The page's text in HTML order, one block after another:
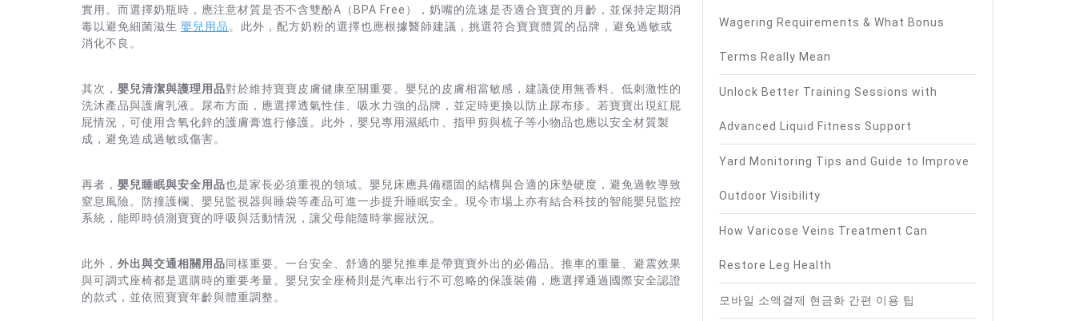
實用。而選擇奶瓶時，應注意材質是否不含雙酚A（BPA Free），奶嘴的流速是否適合寶寶的月齡，並保持定期消
毒以避免細菌滋生 嬰兒用品 。此外，配方奶粉的選擇也應根據醫師建議，挑選符合寶寶體質的品牌，避免過敏或
消化不良。
其次， 嬰兒清潔與護理用品對於維持寶寶皮膚健康至關重要。嬰兒的皮膚相當敏感，建議使用無香料、低刺激性的
洗沐產品與護膚乳液。尿布方面，應選擇透氣性佳、吸水力強的品牌，並定時更換以防止尿布疹。若寶寶出現紅屁
屁情況，可使用含氧化鋅的護膚膏進行修護。此外，嬰兒專用濕紙巾、指甲剪與梳子等小物品也應以安全材質製
成，避免造成過敏或傷害。
再者， 嬰兒睡眠與安全用品也是家長必須重視的領域。嬰兒床應具備穩固的結構與合適的床墊硬度，避免過軟導致
窒息風險。防撞護欄、嬰兒監視器與睡袋等產品可進一步提升睡眠安全。現今市場上亦有結合科技的智能嬰兒監控
系統，能即時偵測寶寶的呼吸與活動情況，讓父母能隨時掌握狀況。
此外， 外出與交通相關用品同樣重要。一台安全、舒適的嬰兒推車是帶寶寶外出的必備品。推車的重量、避震效果
與可調式座椅都是選購時的重要考量。嬰兒安全座椅則是汽車出行不可忽略的保護裝備，應選擇通過國際安全認證
的款式，並依照寶寶年齡與體重調整。
Wagering Requirements & What Bonus
Terms Really Mean
Unlock Better Training Sessions with
Advanced Liquid Fitness Support
Yard Monitoring Tips and Guide to Improve
Outdoor Visibility
How Varicose Veins Treatment Can
Restore Leg Health
모바일 소액결제 현금화 간편 이용 팁